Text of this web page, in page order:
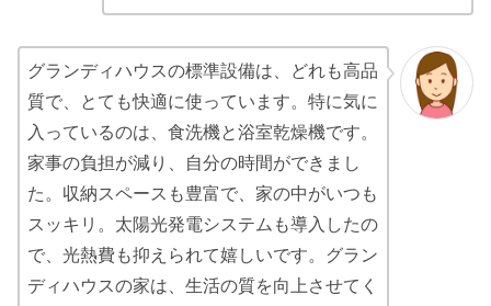
グランディハウスの標準設備は、どれも高品
質で、とても快適に使っています。特に気に
入っているのは、食洗機と浴室乾燥機です。
家事の負担が減り、自分の時間ができまし
た。収納スペースも豊富で、家の中がいつも
スッキリ。太陽光発電システムも導入したの
で、光熱費も抑えられて嬉しいです。グラン
ディハウスの家は、生活の質を向上させてく